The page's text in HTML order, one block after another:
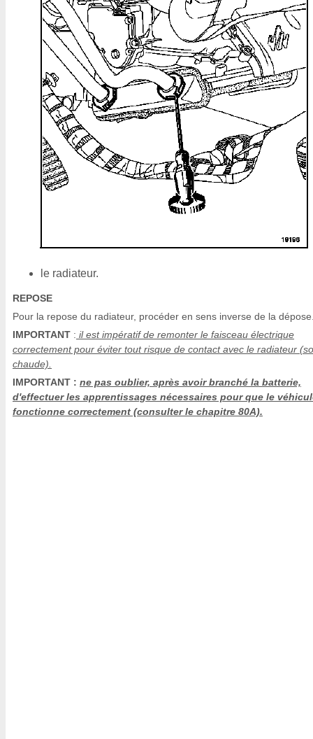
le radiateur.
REPOSE
Pour la repose du radiateur, procéder en sens inverse de la
IMPORTANT : il est impératif de remonter le faisceau électrique
correctement pour éviter tout risque de contact avec le radiateur
chaude).
IMPORTANT : ne pas oublier, après avoir branché la batterie,
d'effectuer les apprentissages nécessaires pour que le
fonctionne correctement (consulter le chapitre 80A).